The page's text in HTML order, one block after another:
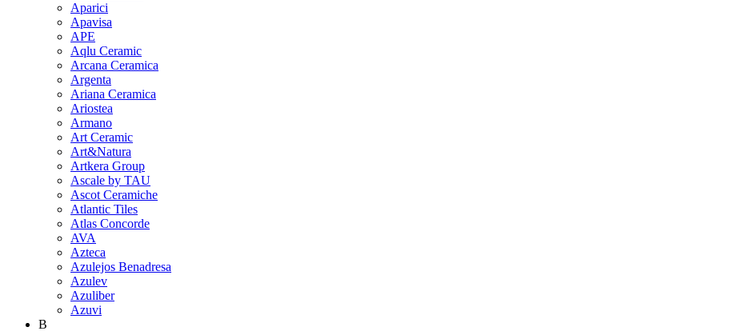
Aparici
Apavisa
APE
Aqlu Ceramic
Arcana Ceramica
Argenta
Ariana Ceramica
Ariostea
Armano
Art Ceramic
Art&Natura
Artkera Group
Ascale by TAU
Ascot Ceramiche
Atlantic Tiles
Atlas Concorde
AVA
Azteca
Azulejos Benadresa
Azulev
Azuliber
Azuvi
B